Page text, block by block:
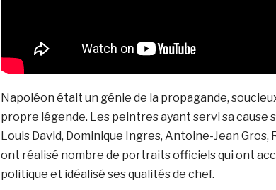
Napoléon était un génie de la propagande,
propre légende. Les peintres ayant servi sa cause
Louis David, Dominique Ingres, Antoine-Jean
ont réalisé nombre de portraits officiels qui ont
politique et idéalisé ses qualités de chef.